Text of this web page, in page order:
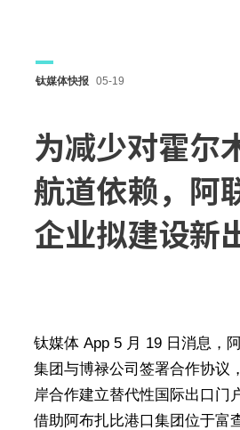
钛媒体快报 05-19
为减少对霍尔
航道依赖，阿
企业拟建设新
钛媒体 App 5 月 19 日消息，
集团与博禄公司签署合作协议
岸合作建立替代性国际出口门
借助阿布扎比港口集团位于富